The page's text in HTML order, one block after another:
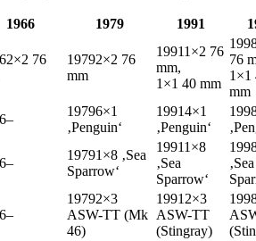
1966 1979 1991
2×2 76
2×2 76
mm
1×2 76
mm,
1×1 40 mm
76
1×1
mm
–
6×1
‚Penguin‘
4×1
‚Penguin‘
–
1×8 ‚Sea
Sparrow‘
1×8
‚Sea
Sparrow‘
‚Sea
–
2×3
ASW-TT (Mk
46)
2×3
ASW-TT
(Stingray)